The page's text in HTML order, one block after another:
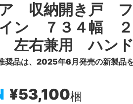
収納開き戸 フ
ン ７３４幅
左右兼用 ハン
奨品は、2025年6月発売の新製品を
¥53,100梱